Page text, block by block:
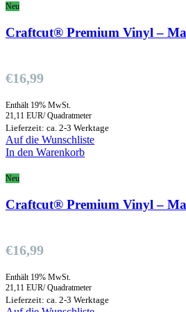
Neu
Craftcut® Premium Vinyl –
€16,99
Enthält 19% MwSt.
21,11 EUR/ Quadratmeter
Lieferzeit: ca. 2-3 Werktage
Auf die Wunschliste
In den Warenkorb
Neu
Craftcut® Premium Vinyl –
€16,99
Enthält 19% MwSt.
21,11 EUR/ Quadratmeter
Lieferzeit: ca. 2-3 Werktage